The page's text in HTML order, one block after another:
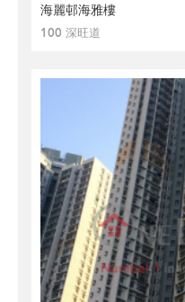
海麗邨海雅樓
100 深旺道